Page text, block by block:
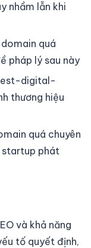
nhầm lẫn khi
domain quá
pháp lý sau này
digital-
thương hiệu
quá chuyên
startup phát
và khả năng
tố quyết định,